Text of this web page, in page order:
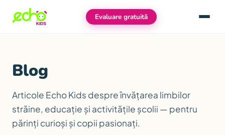
Evaluare gratuită Meniu
Blog
Articole Echo Kids despre învățarea limbilor
străine, educație și activitățile școlii — pentru
părinți curioși și copii pasionați.